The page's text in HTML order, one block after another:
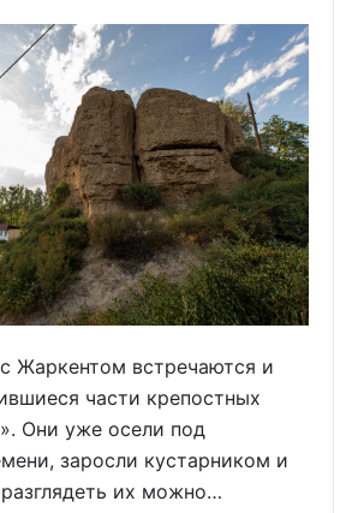
Жаркентом встречаются и
части крепостных
Они уже осели под
заросли кустарником и
их можно…